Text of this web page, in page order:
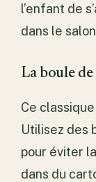
l’enfant de
dans le
La boule
Ce
Utilisez des
pour éviter
dans du